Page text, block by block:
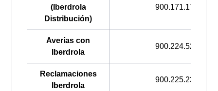
(Iberdrola
Distribución)
900.171.171
Averías con
Iberdrola
900.224.522
Reclamaciones
Iberdrola
900.225.235